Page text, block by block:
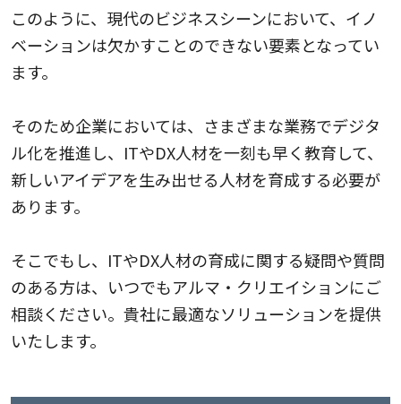
このように、現代のビジネスシーンにおいて、イノ
ベーションは欠かすことのできない要素となってい
ます。
そのため企業においては、さまざまな業務でデジタ
ル化を推進し、ITやDX人材を一刻も早く教育して、
新しいアイデアを生み出せる人材を育成する必要が
あります。
そこでもし、ITやDX人材の育成に関する疑問や質問
のある方は、いつでもアルマ・クリエイションにご
相談ください。貴社に最適なソリューションを提供
いたします。